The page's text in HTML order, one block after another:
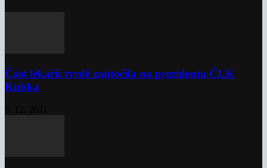
Část lékařů tvrdě zaútočila na prezidenta ČLK
Kubka